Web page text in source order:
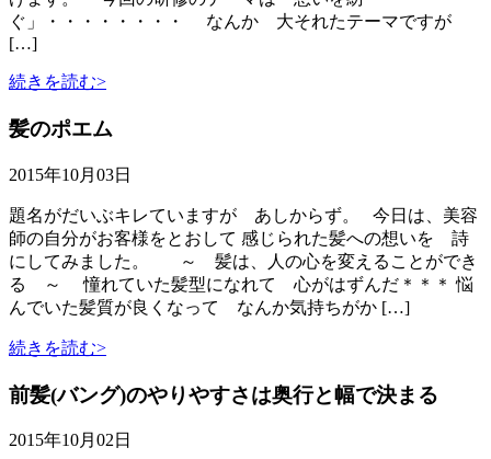
ぐ」・・・・・・・・ なんか 大それたテーマですが
[…]
続きを読む>
髪のポエム
2015年10月03日
題名がだいぶキレていますが あしからず。 今日は、美容
師の自分がお客様をとおして 感じられた髪への想いを 詩
にしてみました。 ～ 髪は、人の心を変えることができ
る ～ 憧れていた髪型になれて 心がはずんだ＊＊＊ 悩
んでいた髪質が良くなって なんか気持ちがか […]
続きを読む>
前髪(バング)のやりやすさは奥行と幅で決まる
2015年10月02日